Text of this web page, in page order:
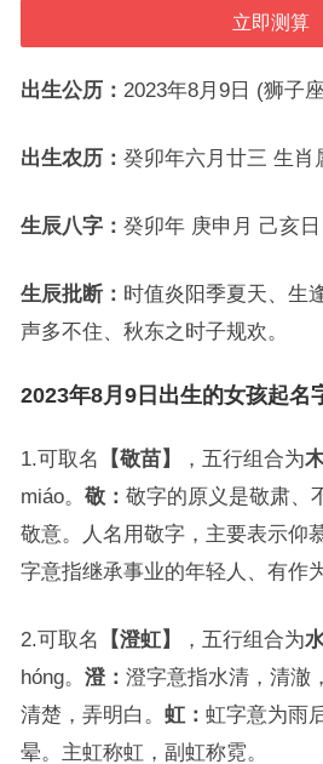
出生公历： 2023年8月9日 (狮子
出生农历： 癸卯年六月廿三 生肖
生辰八字： 癸卯年 庚申月 己亥日
生辰批断： 时值炎阳季夏天、生
声多不住、秋东之时子规欢。
2023年8月9日出生的女孩起名
1.可取名 【敬苗】 ，五行组合为
miáo。 敬： 敬字的原义是敬肃、
敬意。人名用敬字，主要表示仰
字意指继承事业的年轻人、有作
2.可取名 【澄虹】 ，五行组合为
hóng。 澄： 澄字意指水清，清澈
清楚，弄明白。 虹： 虹字意为雨
晕。主虹称虹，副虹称霓。